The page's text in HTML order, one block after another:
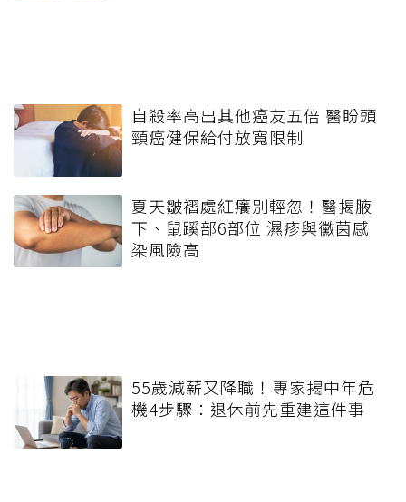
自殺率高出其他癌友五倍 醫盼頭
頸癌健保給付放寬限制
夏天皺褶處紅癢別輕忽！醫揭腋
下、鼠蹊部6部位 濕疹與黴菌感
染風險高
55歲減薪又降職！專家揭中年危
機4步驟：退休前先重建這件事